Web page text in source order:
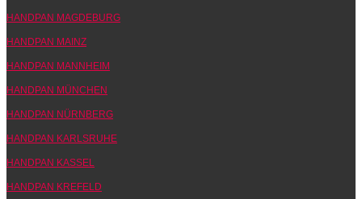
HANDPAN MAGDEBURG
HANDPAN MAINZ
HANDPAN MANNHEIM
HANDPAN MÜNCHEN
HANDPAN NÜRNBERG
HANDPAN KARLSRUHE
HANDPAN KASSEL
HANDPAN KREFELD